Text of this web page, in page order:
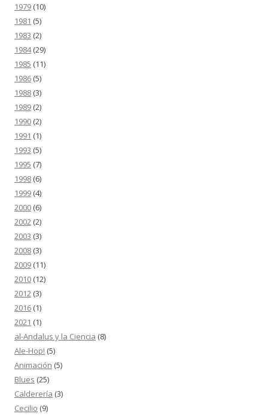
1979 (10)
1981 (5)
1983 (2)
1984(29)
1985 (11)
1986 (5)
1988 (3)
1989 (2)
1990 (2)
1991 (1)
1993 (5)
1995 (7)
1998 (6)
1999 (4)
2000 (6)
2002 (2)
2003 (3)
2008 (3)
2009 (11)
2010 (12)
2012 (3)
2016 (1)
2021 (1)
al-Andalus y la Ciencia (8)
Ale-Hop! (5)
Animación (5)
Blues (25)
Calderería (3)
Cecilio (9)